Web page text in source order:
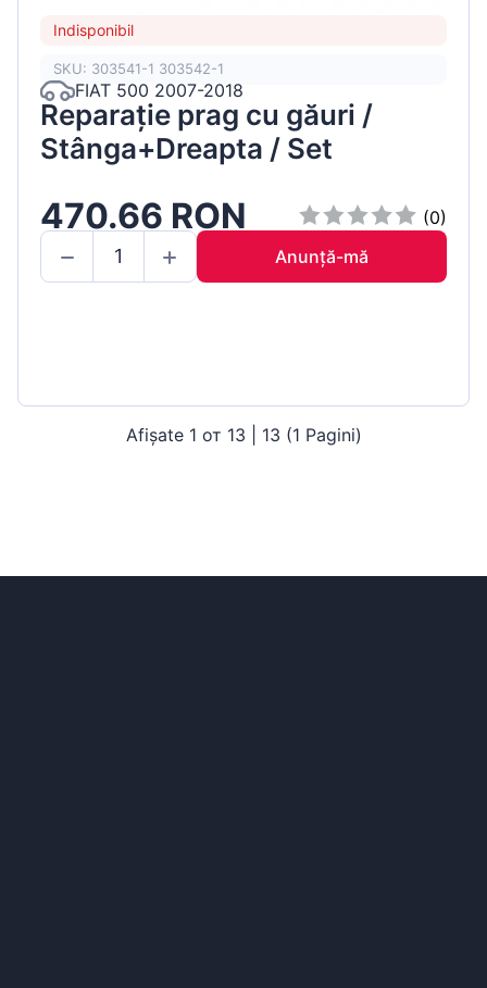
Indisponibil
SKU: 303541-1 303542-1
FIAT 500 2007-2018
Reparație prag cu găuri /
Stânga+Dreapta / Set
470.66 RON
(0)
Anunță-mă
Afișate 1 от 13 | 13 (1 Pagini)